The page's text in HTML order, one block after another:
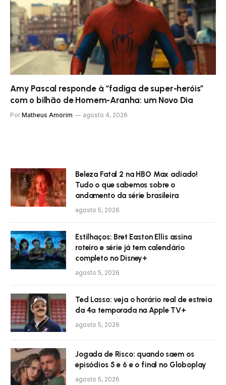
Amy Pascal responde à “fadiga de super-heróis”
com o bilhão de Homem-Aranha: um Novo Dia
Por Matheus Amorim agosto 4, 2026
Beleza Fatal 2 na HBO Max adiado!
Tudo o que sabemos sobre o
andamento da série brasileira
agosto 5, 2026
Estilhaços: Bret Easton Ellis assina
roteiro e série já tem calendário
completo no Disney+
agosto 5, 2026
Ted Lasso: veja o horário real de estreia
da 4ª temporada na Apple TV+
agosto 5, 2026
Jogada de Risco: quando saem os
episódios 5 e 6 e o final no Globoplay
agosto 5, 2026